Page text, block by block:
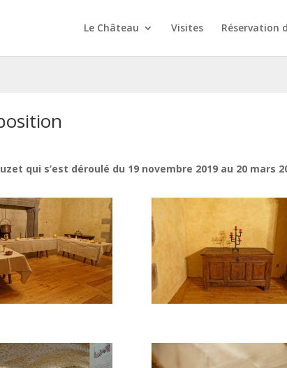
Le Château Visites Réservation
qui s’est déroulé du 19 novembre 2019 au 20 mars